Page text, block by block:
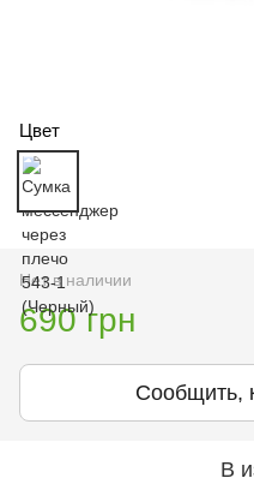
Цвет
Нет в наличии
690 грн
Сообщить,
В